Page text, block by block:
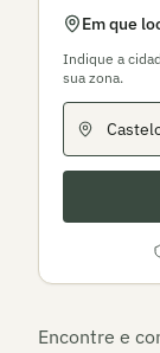
Em que
Indique a
sua zona.
Encontre e